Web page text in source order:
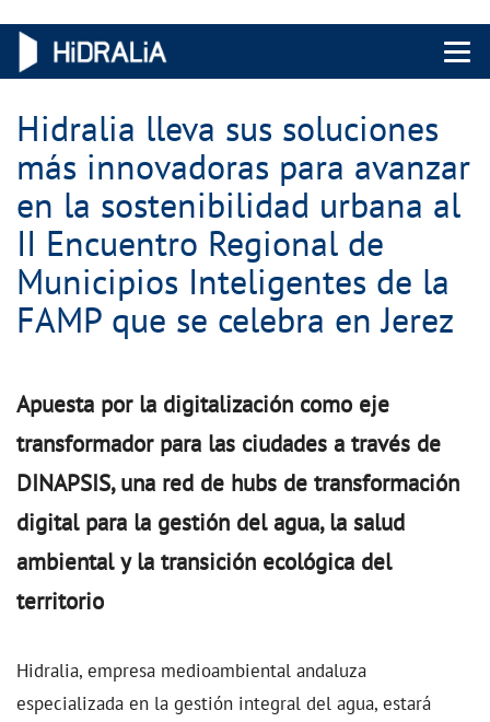
Menu
Hidralia lleva sus soluciones
más innovadoras para avanzar
en la sostenibilidad urbana al
II Encuentro Regional de
Municipios Inteligentes de la
FAMP que se celebra en Jerez
Apuesta por la digitalización como eje
transformador para las ciudades a través de
DINAPSIS, una red de hubs de transformación
digital para la gestión del agua, la salud
ambiental y la transición ecológica del
territorio
Hidralia, empresa medioambiental andaluza
especializada en la gestión integral del agua, estará